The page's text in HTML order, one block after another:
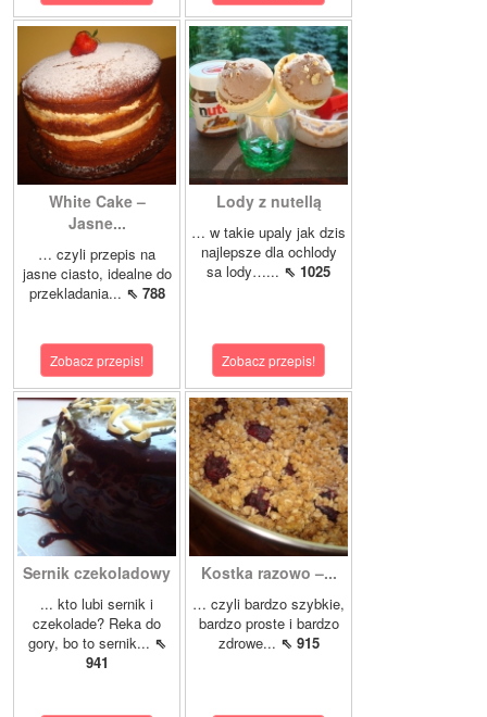
White Cake –
Jasne...
… czyli przepis na
jasne ciasto, idealne do
przekladania... ⇖ 788
Zobacz przepis!
Lody z nutellą
… w takie upaly jak dzis
najlepsze dla ochlody
sa lody…... ⇖ 1025
Zobacz przepis!
Sernik czekoladowy
... kto lubi sernik i
czekolade? Reka do
gory, bo to sernik... ⇖
941
Kostka razowo –...
… czyli bardzo szybkie,
bardzo proste i bardzo
zdrowe... ⇖ 915